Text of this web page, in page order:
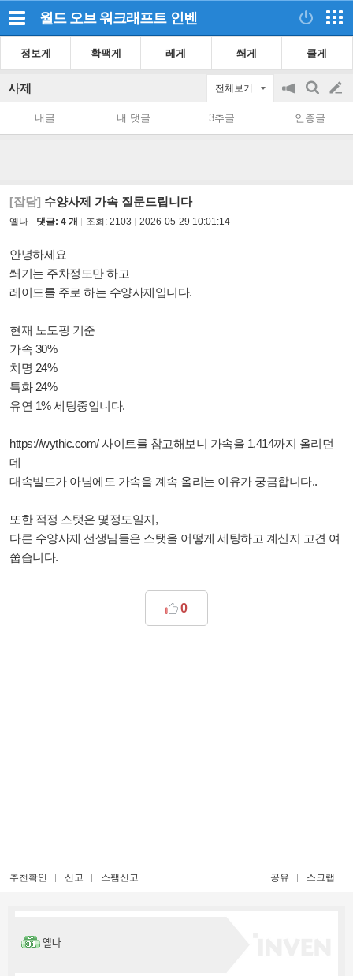
월드 오브 워크래프트 인벤
정보게 확팩게 레게 쐐게 클게
사제 전체보기
공
on/off
검
색
글
쓰
내글 내 댓글 3추글 인증글
[잡담] 수양사제 가속 질문드립니다
옐나 댓글: 4 개 조회: 2103 2026-05-29 10:01:14
안녕하세요
쐐기는 주차정도만 하고
레이드를 주로 하는 수양사제입니다.
현재 노도핑 기준
가속 30%
치명 24%
특화 24%
유연 1% 세팅중입니다.
https://wythic.com/ 사이트를 참고해보니 가속을 1,414까지 올리던
데
대속빌드가 아님에도 가속을 계속 올리는 이유가 궁금합니다..
또한 적정 스탯은 몇정도일지,
다른 수양사제 선생님들은 스탯을 어떻게 세팅하고 계신지 고견 여
쭙습니다.
0
추천확인 신고 스팸신고 공유 스크랩
옐나